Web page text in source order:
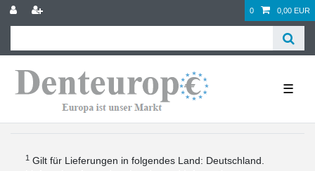
0 0,00 EUR
☰
1 Gilt für Lieferungen in folgendes Land: Deutschland.